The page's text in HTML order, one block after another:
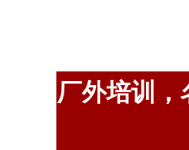
厂外培训